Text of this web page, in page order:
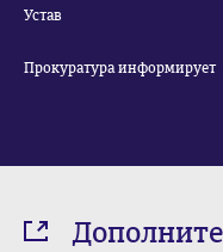
Устав
Прокуратура информирует